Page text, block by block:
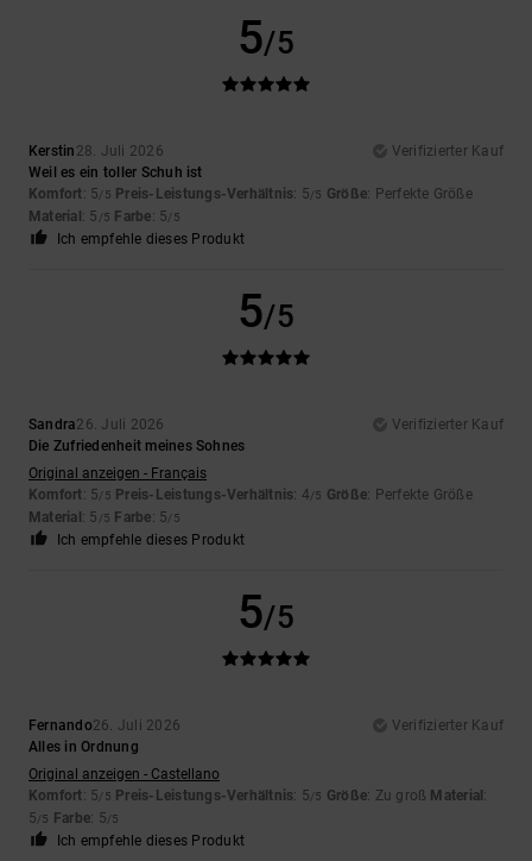
5/5
Kerstin 28. Juli 2026
Verifizierter Kauf
Weil es ein toller Schuh ist
Komfort: 5/5 Preis-Leistungs-Verhältnis: 5/5 Größe: Perfekte Größe
Material: 5 /5 Farbe: 5/5
Ich empfehle dieses Produkt
5/5
Sandra26. Juli 2026
Verifizierter Kauf
Die Zufriedenheit meines Sohnes
Original anzeigen - Français
Komfort: 5/5 Preis-Leistungs-Verhältnis: 4/5 Größe: Perfekte Größe
Material: 5 /5 Farbe: 5/5
Ich empfehle dieses Produkt
5/5
Fernando26. Juli 2026
Verifizierter Kauf
Alles in Ordnung
Original anzeigen - Castellano
Komfort: 5/5 Preis-Leistungs-Verhältnis: 5/5 Größe: Zu groß Material:
5/5 Farbe: 5/5
Ich empfehle dieses Produkt